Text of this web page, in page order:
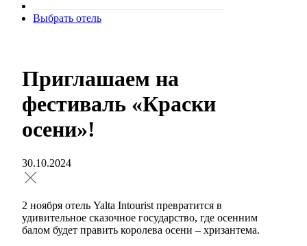
Выбрать отель
Приглашаем на
фестиваль «Краски
осени»!
30.10.2024
2 ноября отель Yalta Intourist превратится в
удивительное сказочное государство, где осенним
балом будет править королева осени – хризантема.